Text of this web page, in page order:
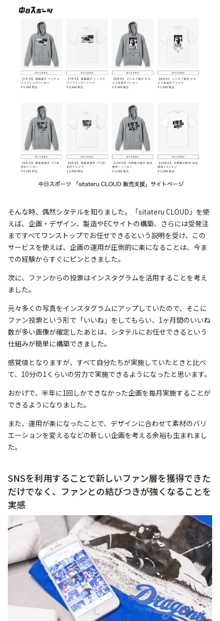
そんな時、偶然シタテルを知りました。「sitateru CLOUD」を使
えば、企画・デザイン、製造やECサイトの構築、さらには受発注
まですべてワンストップでお任せできるという説明を受け、この
サービスを使えば、企画の運用が圧倒的に楽になることは、今ま
での経験からすぐにピンときました。
次に、ファンからの投票はインスタグラムを活用することを考え
ました。
元々多くの写真をインスタグラムにアップしていたので、そこに
ファン投票という形で「いいね」をしてもらい、1ヶ月間のいいね
数が多い画像が確定したあとは、シタテルにお任せできるという
仕組みが簡単に構築できました。
感覚値となりますが、すべて自分たちが実施していたときと比べ
て、10分の1くらいの労力で実施できるようになったと思います。
おかげで、半年に1回しかできなかった企画を毎月実施することが
できるようになりました。
また、運用が楽になったことで、デザインに合わせて素材のバリ
エーションを変えるなどの新しい企画を考える余裕も生まれまし
た。
SNSを利用することで新しいファン層を獲得できた
だけでなく、ファンとの結びつきが強くなることを
実感